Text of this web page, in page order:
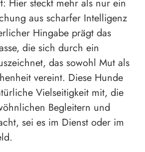
Hier steckt mehr als nur ein
aus scharfer Intelligenz
Hingabe prägt das
die sich durch ein
das sowohl Mut als
vereint. Diese Hunde
Vielseitigkeit mit, die
Begleitern und
sei es im Dienst oder im